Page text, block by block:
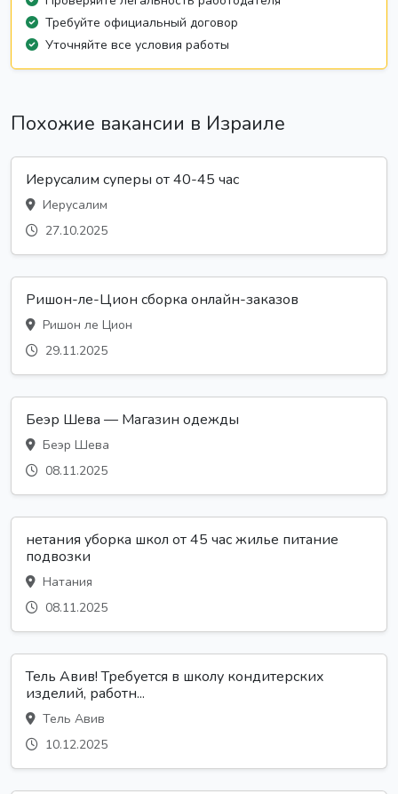
Требуйте официальный договор
Уточняйте все условия работы
Похожие вакансии в Израиле
Иерусалим суперы от 40-45 час
Иерусалим
27.10.2025
Ришон-ле-Цион сборка онлайн-заказов
Ришон ле Цион
29.11.2025
Беэр Шева — Магазин одежды
Беэр Шева
08.11.2025
нетания уборка школ от 45 час жилье питание
подвозки
Натания
08.11.2025
Тель Авив! Требуется в школу кондитерских
изделий, работн...
Тель Авив
10.12.2025